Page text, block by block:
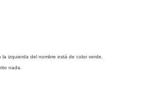
izquierda del nombre está de color verde.
nada.